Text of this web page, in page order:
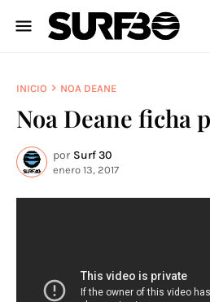
INICIO NOA DEANE
Noa Deane ficha
por Surf 30
enero 13, 2017